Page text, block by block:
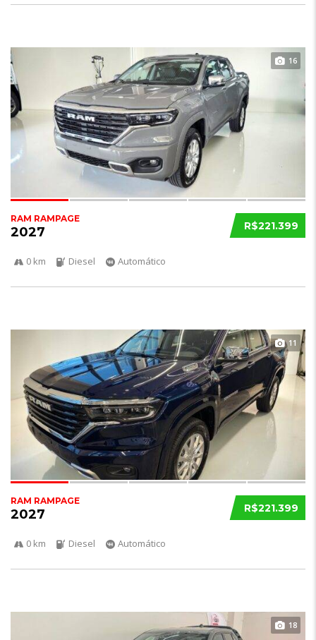
16
R$221.399
RAM RAMPAGE
2027
0 km Diesel Automático
11
R$221.399
RAM RAMPAGE
2027
0 km Diesel Automático
18